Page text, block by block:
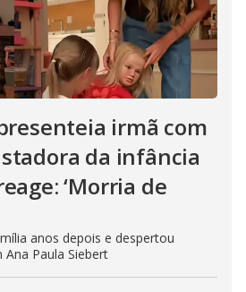
irmã com
da infância
‘Morria de
anos depois e despertou
Paula Siebert